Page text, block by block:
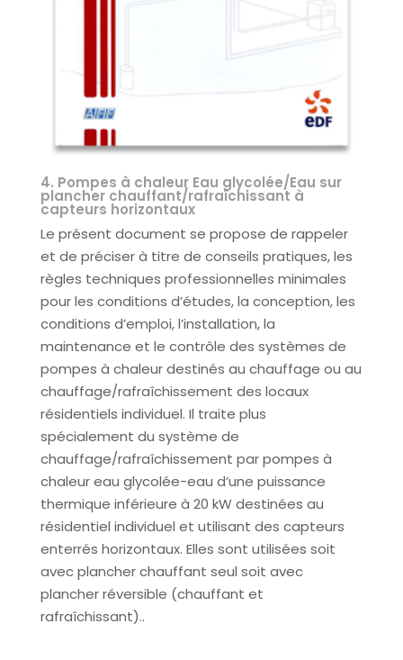
4. Pompes à chaleur Eau glycolée/Eau sur
plancher chauffant/rafraîchissant à
capteurs horizontaux
Le présent document se propose de rappeler
et de préciser à titre de conseils pratiques, les
règles techniques professionnelles minimales
pour les conditions d’études, la conception, les
conditions d’emploi, l’installation, la
maintenance et le contrôle des systèmes de
pompes à chaleur destinés au chauffage ou au
chauffage/rafraîchissement des locaux
résidentiels individuel. Il traite plus
spécialement du système de
chauffage/rafraîchissement par pompes à
chaleur eau glycolée-eau d’une puissance
thermique inférieure à 20 kW destinées au
résidentiel individuel et utilisant des capteurs
enterrés horizontaux. Elles sont utilisées soit
avec plancher chauffant seul soit avec
plancher réversible (chauffant et
rafraîchissant)..